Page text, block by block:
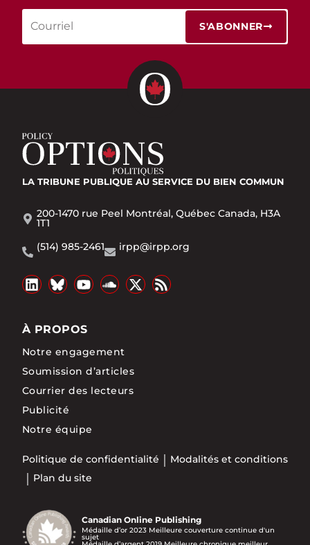
S'ABONNER
LA TRIBUNE PUBLIQUE AU SERVICE DU BIEN COMMUN
200-1470 rue Peel Montréal, Québec Canada, H3A
1T1
(514) 985-2461
irpp@irpp.org
À PROPOS
Notre engagement
Soumission d’articles
Courrier des lecteurs
Publicité
Notre équipe
Politique de confidentialité
Modalités et conditions
Plan du site
Canadian Online Publishing
Médaille d’or 2023 Meilleure couverture continue d'un
sujet